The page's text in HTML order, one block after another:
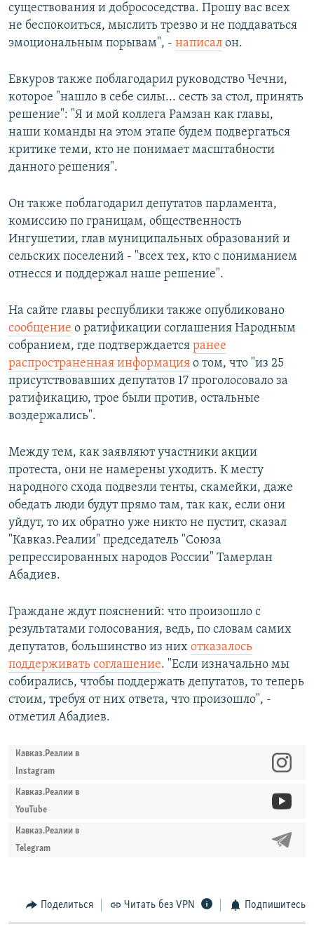
существования и добрососедства. Прошу вас всех
не беспокоиться, мыслить трезво и не поддаваться
эмоциональным порывам", - написал он.
Евкуров также поблагодарил руководство Чечни,
которое "нашло в себе силы... сесть за стол, принять
решение": "Я и мой коллега Рамзан как главы,
наши команды на этом этапе будем подвергаться
критике теми, кто не понимает масштабности
данного решения".
Он также поблагодарил депутатов парламента,
комиссию по границам, общественность
Ингушетии, глав муниципальных образований и
сельских поселений - "всех тех, кто с пониманием
отнесся и поддержал наше решение".
На сайте главы республики также опубликовано
сообщение о ратификации соглашения Народным
собранием, где подтверждается ранее
распространенная информация о том, что "из 25
присутствовавших депутатов 17 проголосовало за
ратификацию, трое были против, остальные
воздержались".
Между тем, как заявляют участники акции
протеста, они не намерены уходить. К месту
народного схода подвезли тенты, скамейки, даже
обедать люди будут прямо там, так как, если они
уйдут, то их обратно уже никто не пустит, сказал
"Кавказ.Реалии" председатель "Союза
репрессированных народов России" Тамерлан
Абадиев.
Граждане ждут пояснений: что произошло с
результатами голосования, ведь, по словам самих
депутатов, большинство из них отказалось
поддерживать соглашение. "Если изначально мы
собирались, чтобы поддержать депутатов, то теперь
стоим, требуя от них ответа, что произошло", -
отметил Абадиев.
Кавказ.Реалии в
Instagram
Кавказ.Реалии в
YouTube
Кавказ.Реалии в
Telegram
Поделиться Читать без VPN Подпишитесь